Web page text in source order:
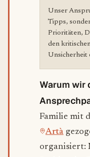
Unser
Tipps,
Prioritäten,
den
Unsicherheit
Warum wir
Familie mit
Artà
organisiert: